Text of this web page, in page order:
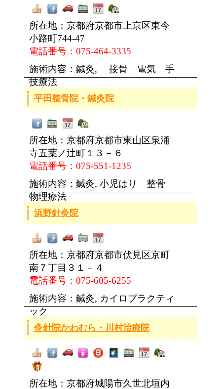
所在地：京都府京都市上京区東今
小路町744-47
電話番号：075-464-3335
施術内容：鍼灸, 接骨 電気 手
技療法
平田整骨院・鍼灸院
所在地：京都府京都市東山区泉涌
寺五葉ノ辻町１３－６
電話番号：075-551-1235
施術内容：鍼灸, 小児はり 整骨
物理療法
浜野針灸院
所在地：京都府京都市伏見区京町
南７丁目３１－４
電話番号：075-605-6255
施術内容：鍼灸, カイロプラクティ
ック
灸針院かわむら・川村治療院
所在地：京都府城陽市久世北垣内